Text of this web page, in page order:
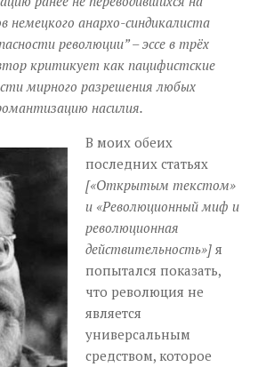
немецкого анархо-синдикалиста
революции” – эссе в трёх
критикует как пацифистские
мирного разрешения любых
насилия.
В моих обеих
последних статьях
[«Открытым текстом»
и «Революционный миф и
революционная
действительность»] я
попытался показать,
что революция не
является
универсальным
средством, которое